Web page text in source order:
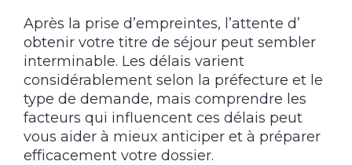
Après la prise d’empreintes, l’attente d’
obtenir votre titre de séjour peut sembler
interminable. Les délais varient
considérablement selon la préfecture et le
type de demande, mais comprendre les
facteurs qui influencent ces délais peut
vous aider à mieux anticiper et à préparer
efficacement votre dossier.